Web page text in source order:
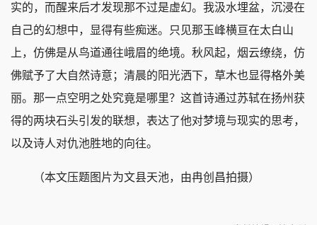
实的，而醒来后才发现那不过是虚幻。我汲水埋盆，沉浸在
自己的幻想中，显得有些痴迷。只见那玉峰横亘在太白山
上，仿佛是从鸟道通往峨眉的绝境。秋风起，烟云缭绕，仿
佛赋予了大自然诗意；清晨的阳光洒下，草木也显得格外美
丽。那一点空明之处究竟是哪里？这首诗通过苏轼在扬州获
得的两块石头引发的联想，表达了他对梦境与现实的思考，
以及诗人对仇池胜地的向往。
（本文压题图片为文县天池，由冉创昌拍摄）